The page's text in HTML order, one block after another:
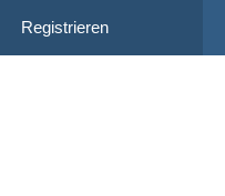
Registrieren